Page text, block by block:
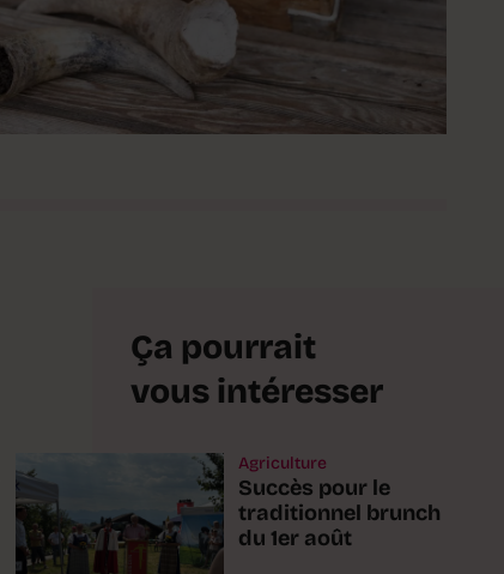
Ça pourrait
vous intéresser
Agriculture
Succès pour le
traditionnel brunch
du 1er août